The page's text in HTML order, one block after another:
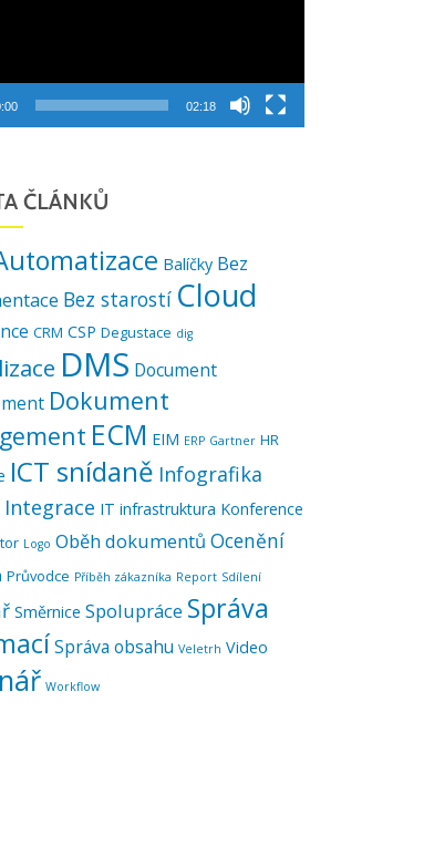
02:18
ČLÁNKŮ
Balíčky Bez
Bez starostí Cloud
CRM CSP Degustace dig
DMS Document
Dokument
ECM EIM ERP Gartner HR
ICT snídaně Infografika
Integrace IT infrastruktura Konference
Logo Oběh dokumentů Ocenění
Průvodce Příběh zákazníka Report Sdílení
Směrnice Spolupráce Správa
Správa obsahu Veletrh Video
Workflow